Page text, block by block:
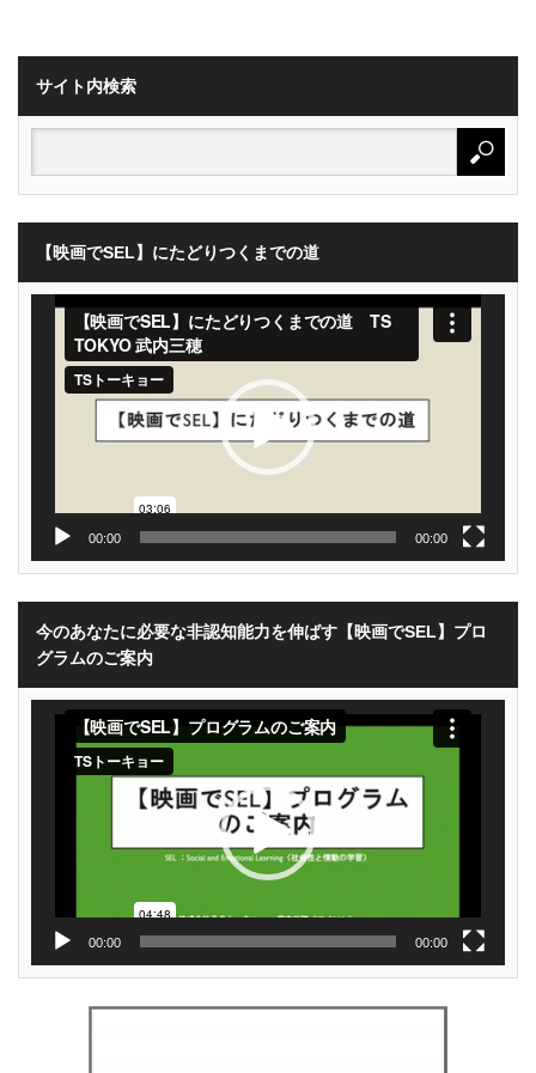
サイト内検索
【映画でSEL】にたどりつくまでの道
00:00 00:00
今のあなたに必要な非認知能力を伸ばす【映画でSEL】プロ
グラムのご案内
動
00:00 00:00